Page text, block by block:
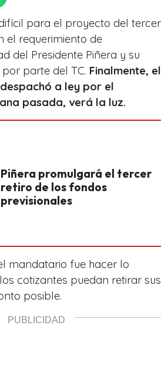
para el proyecto del tercer
el requerimiento de
del Presidente Piñera y su
parte del TC. Finalmente, el
a ley por el
pasada, verá la luz.
Piñera promulgará el tercer
retiro de los fondos
previsionales
mandatario fue hacer lo
cotizantes puedan retirar sus
posible.